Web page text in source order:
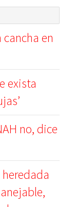
en
exista
no, dice